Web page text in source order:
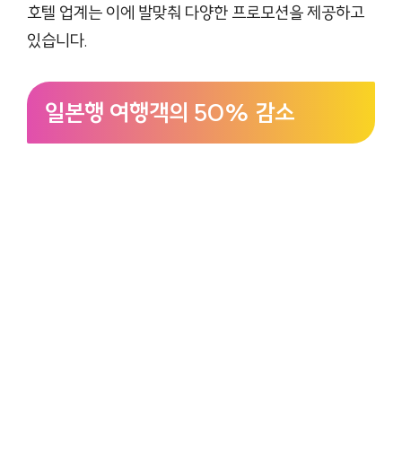
호텔 업계는 이에 발맞춰 다양한 프로모션을 제공하고
있습니다.
일본행 여행객의 50% 감소